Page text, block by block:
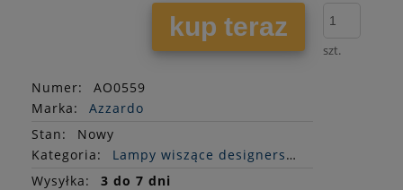
kup teraz
szt.
Numer:
AO0559
Marka:
Azzardo
Stan:
Nowy
Kategoria:
Lampy wiszące designerskie
Wysyłka:
3 do 7 dni